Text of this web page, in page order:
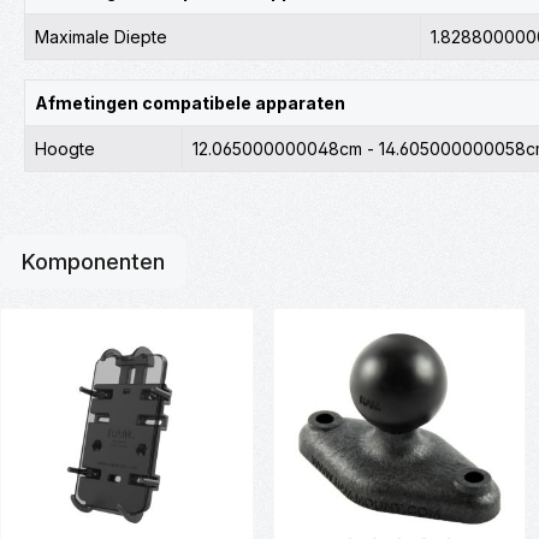
Maximale Diepte
Afmetingen compatibele apparaten
Hoogte 12.065000000048cm -
Komponenten